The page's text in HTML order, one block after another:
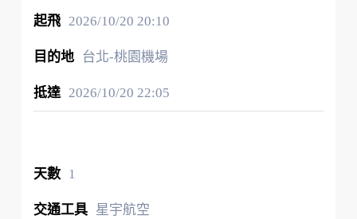
2026/10/20 20:10
台北-桃園機場
2026/10/20 22:05
1
星宇航空